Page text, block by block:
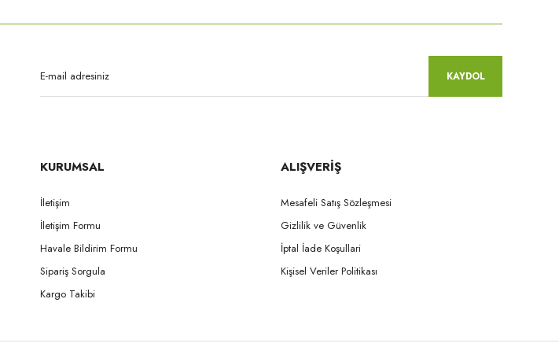
KAYDOL
KURUMSAL
İletişim
İletişim Formu
Havale Bildirim Formu
Sipariş Sorgula
Kargo Takibi
ALIŞVERİŞ
Mesafeli Satış Sözleşmesi
Gizlilik ve Güvenlik
İptal İade Koşullari
Kişisel Veriler Politikası